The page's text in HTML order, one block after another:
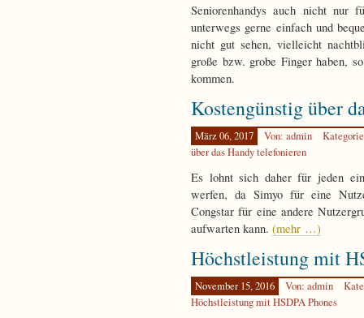
Seniorenhandys auch nicht nur
unterwegs gerne einfach und
nicht gut sehen, vielleicht
große bzw. grobe Finger haben,
kommen.
Kostengünstig über
März 06, 2017 Von: admin
über das Handy telefonieren
Es lohnt sich daher für jeden
werfen, da Simyo für eine
Congstar für eine andere
aufwarten kann. (mehr …)
Höchstleistung mit
November 15, 2016 Von: admin
Höchstleistung mit HSDPA Phones